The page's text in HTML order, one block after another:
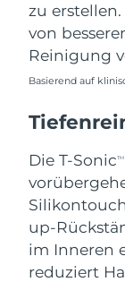
zu
von
Reinigung
Basierend auf
Die T-SonicTM
up-
im Inneren
reduziert
Polen
Portugal
Réunion
Rumänien
Russland